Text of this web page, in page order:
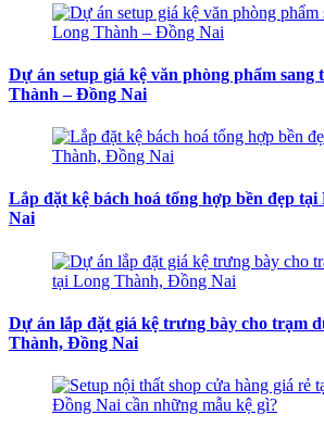
Dự án setup giá kệ văn phòng phẩm sang
Thành – Đồng Nai
Lắp đặt kệ bách hoá tổng hợp bền đẹp
Nai
Dự án lắp đặt giá kệ trưng bày cho trạm
Thành, Đồng Nai